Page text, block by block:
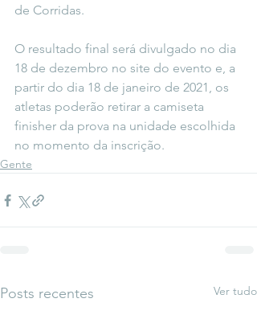
de Corridas.
O resultado final será divulgado no dia
18 de dezembro no site do evento e, a
partir do dia 18 de janeiro de 2021, os
atletas poderão retirar a camiseta
finisher da prova na unidade escolhida
no momento da inscrição.
Gente
Posts recentes Ver tudo